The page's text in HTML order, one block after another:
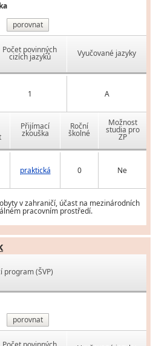
porovnat
Počet povinných
cizích jazyků Vyučované jazyky
1 A
Přijímací
zkouška
Roční
školné
Možnost
studia pro
ZP
praktická 0 Ne
v zahraničí, účast na mezinárodních
pracovním prostředí.
program (ŠVP)
porovnat